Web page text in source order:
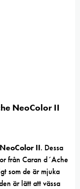
NeoColor II
II. Dessa
från Caran d´Ache
som de är mjuka
är lätt att vässa